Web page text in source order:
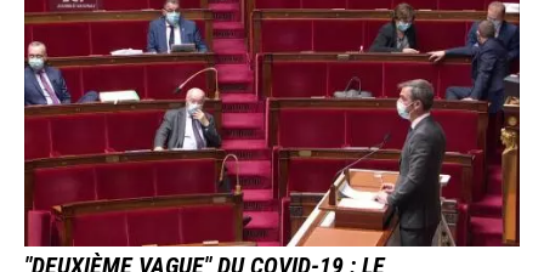
IMAGE